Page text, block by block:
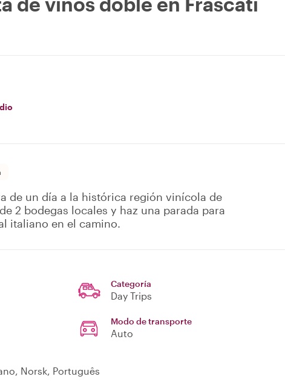
de un día a la histórica región vinícola de
2 bodegas locales y haz una parada para
italiano en el camino.
Categoría
Day Trips
Modo de transporte
Auto
Norsk, Português